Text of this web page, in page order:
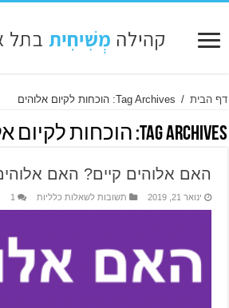
דף הבית / Tag Archives: הוכחות לקיום אלוהים
Tag Archives: הוכחות לקיום
האם אלוהים קיים? האם
ינואר 21, 2019 תשובות לשאלות כלליות 1